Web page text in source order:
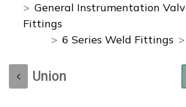
General Instrumentation
Fittings
6 Series Weld Fittings
Union